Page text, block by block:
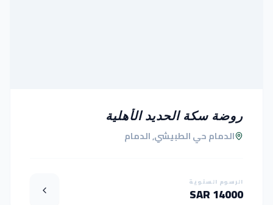
روضة سكة الحديد الأهلية
الدمام حي الطبيشي, الدمام
الرسوم السنوية
14000 SAR